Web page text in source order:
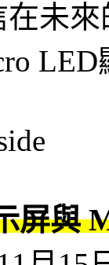
未
屏與